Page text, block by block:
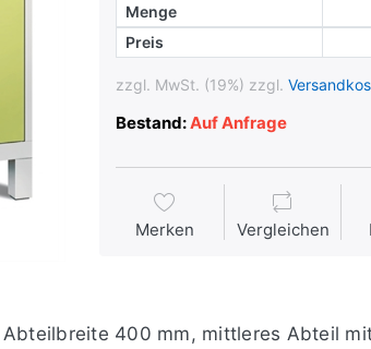
Menge
Preis
zzgl. MwSt. (19%) zzgl.
Bestand:Auf Anfrage
Merken Vergleichen
400 mm, mittleres Abteil